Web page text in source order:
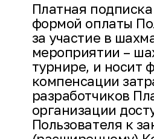
Платная
формой оплаты
за участие в
мероприятии –
турнире, и носит
компенсации
разработчиков
организации
Пользователя к